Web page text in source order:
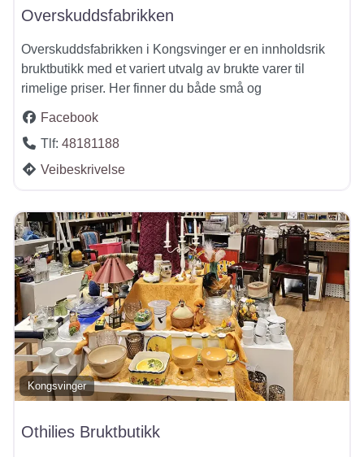
Overskuddsfabrikken
Overskuddsfabrikken i Kongsvinger er en innholdsrik
bruktbutikk med et variert utvalg av brukte varer til
rimelige priser. Her finner du både små og
Facebook
Tlf: 48181188
Veibeskrivelse
Kongsvinger
Othilies Bruktbutikk